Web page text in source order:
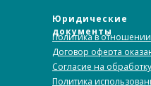
Политика в
Договор оферта
Согласие на
Юридические
документы
Политика